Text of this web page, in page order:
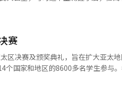
金也在快速流入。
ETF或美国存托凭证（ADR），现
。”《日经新闻》指出，美国标准普
平均水平17倍。尽管AI的增长故事
用于景观管理的灌溉机器人‘达利园
用于礼宾和安保的‘斯波特（
个令人印象深刻的大堂，作为品牌
解释道：“我们设计的不是汽车展厅
政府上任以来的多次
傲慢等都是典型例子。不到一年的执
票率越高，民主党越强。现场感受到
过于乐观。进入误差范围并不意味着
”何时会出现，仍然无人知晓。 虽然郑
是一个问题。尤其是对于最近引发争
赛
区决赛及颁奖典礼，旨在扩大亚太
力。经过多轮选拔，共有来自13个国